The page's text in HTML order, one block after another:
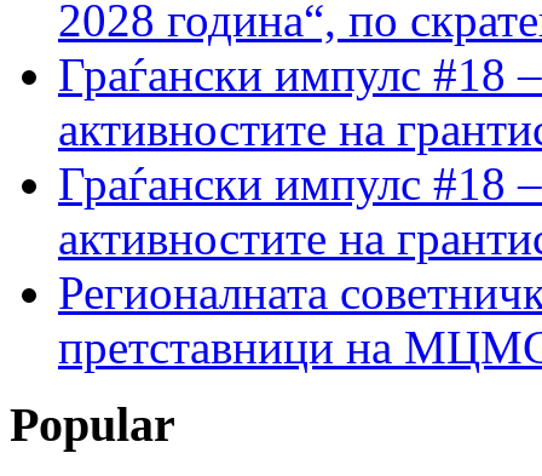
2028 година“, по
Граѓански импулс #18
активностите на
Граѓански импулс #18
активностите на
Регионалната
претставници на МЦМС
Popular